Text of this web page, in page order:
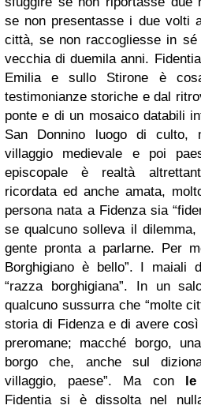
se non presentasse i due volti
città, se non raccogliesse in sé
vecchia di duemila anni.
Emilia e sullo Stirone è
testimonianze storiche e dal
ponte e di un mosaico databili
San Donnino luogo di culto,
villaggio medievale e poi
episcopale è realtà
ricordata ed anche amata,
persona nata a Fidenza sia
se qualcuno solleva il
gente pronta a parlarne. Per
Borghigiano è bello”. I maiali
“razza borghigiana”. In un
qualcuno sussurra che “molte
storia di Fidenza e di avere
preromane; macché borgo,
borgo che, anche sul
villaggio, paese”. Ma con le
Fidentia si è dissolta nel